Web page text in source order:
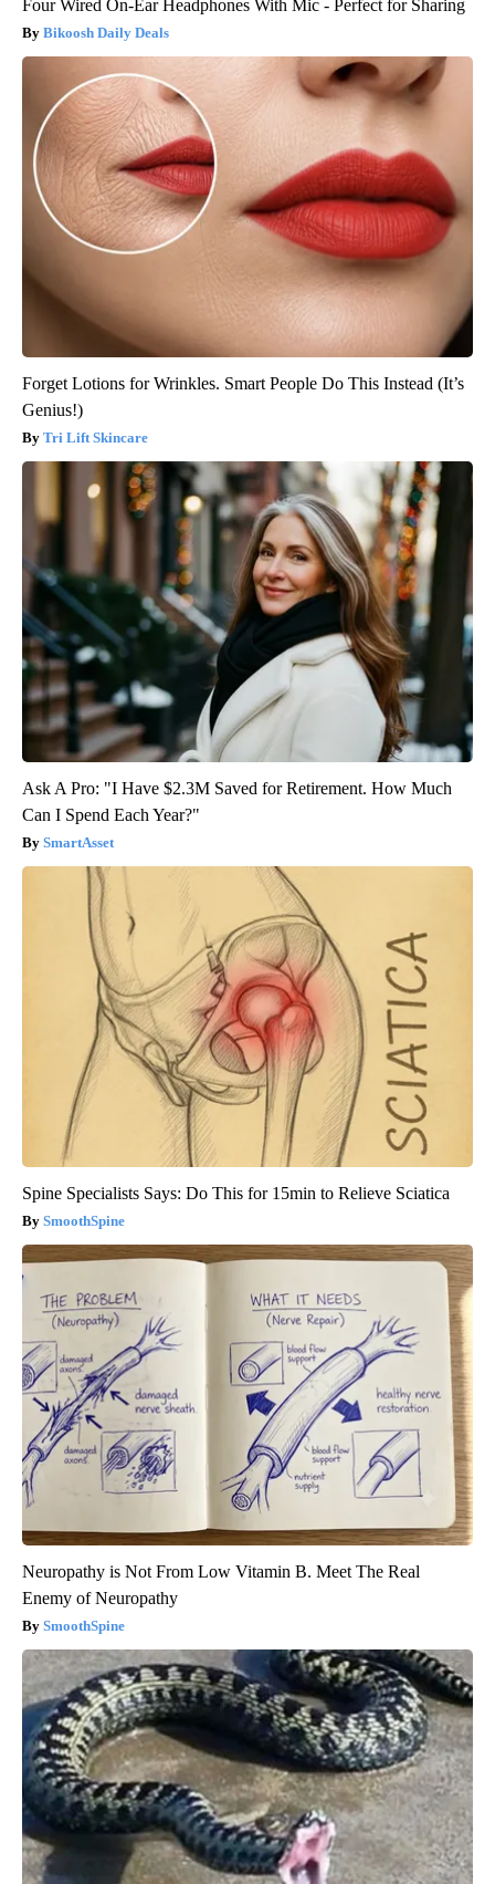
Four Wired On-Ear Headphones With Mic - Perfect for Sharing
Bikoosh Daily Deals
Forget Lotions for Wrinkles. Smart People Do This Instead (It’s
Genius!)
Tri Lift Skincare
Ask A Pro: "I Have $2.3M Saved for Retirement. How Much
Can I Spend Each Year?"
SmartAsset
Spine Specialists Says: Do This for 15min to Relieve Sciatica
SmoothSpine
Neuropathy is Not From Low Vitamin B. Meet The Real
Enemy of Neuropathy
SmoothSpine